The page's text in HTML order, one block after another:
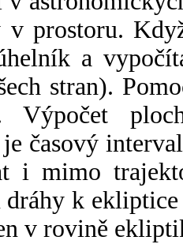
v prostoru.
a
stran).
Výpočet
časový
i mimo
dráhy k
v rovině